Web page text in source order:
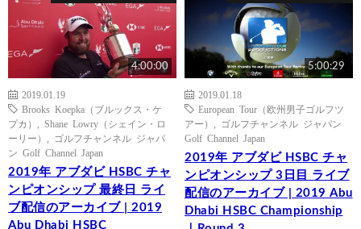
4:00:00
2019.01.19
Brooks Koepka（ブルックス・ケ
プカ）
Shane Lowry（シェイン・ロ
ーリー）
ゴルフチャンネル ジャパ
ン Golf Channel Japan
2019年 アブダビ HSBC チャ
ンピオンシップ 最終日 ライ
ブ配信のアーカイブ | 2019
Abu Dhabi HSBC
5:00:29
2019.01.18
European Tour（欧州男子ゴルフツ
アー）
ゴルフチャンネル ジャパン
Golf Channel Japan
2019年 アブダビ HSBC チャ
ンピオンシップ 3日目 ライブ
配信のアーカイブ | 2019 Abu
Dhabi HSBC Championship